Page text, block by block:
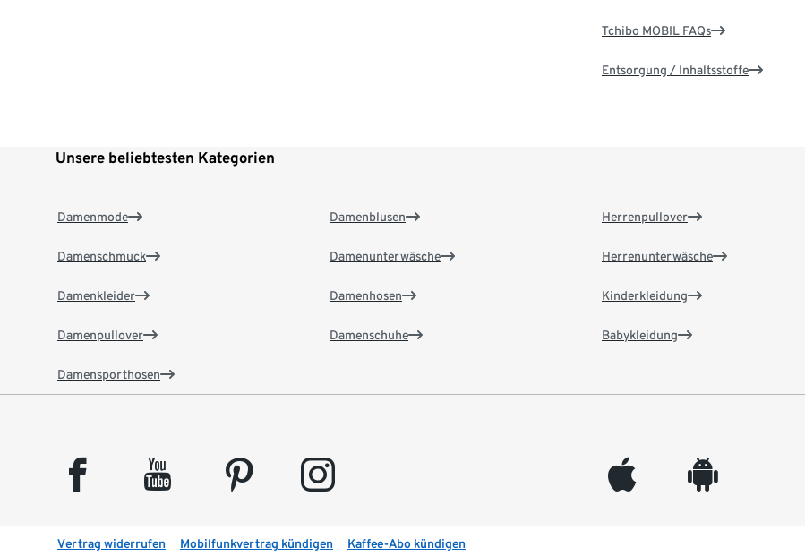
Tchibo MOBIL FAQs
Entsorgung / Inhaltsstoffe
Unsere beliebtesten Kategorien
Damenmode
Damenschmuck
Damenkleider
Damenpullover
Damensporthosen
Damenblusen
Damenunterwäsche
Damenhosen
Damenschuhe
Herrenpullover
Herrenunterwäsche
Kinderkleidung
Babykleidung
facebook youtube pinterest instagram appleinc android
Vertrag widerrufen Mobilfunkvertrag kündigen Kaffee-Abo kündigen